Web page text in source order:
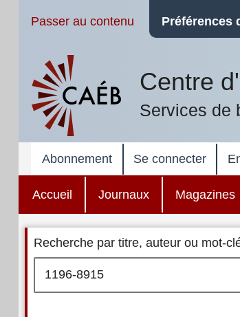
Passer au contenu Préférences
Centre
Services de
Abonnement Se connecter
Accueil Journaux Magazines
Recherche par titre, auteur ou mot-